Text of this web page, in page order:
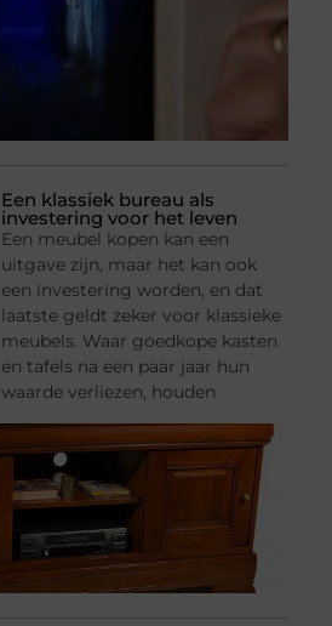
Een klassiek bureau als
investering voor het leven
Een meubel kopen kan een
uitgave zijn, maar het kan ook
een investering worden, en dat
laatste geldt zeker voor klassieke
meubels. Waar goedkope kasten
en tafels na een paar jaar hun
waarde verliezen, houden